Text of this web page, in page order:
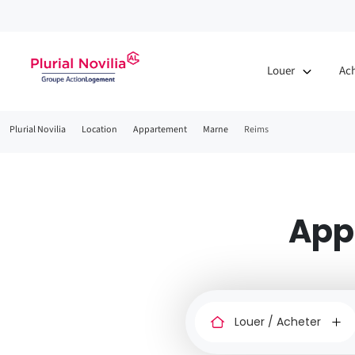
Louer
Fil
Plurial Novilia Location Appartement Marne Reims
ou